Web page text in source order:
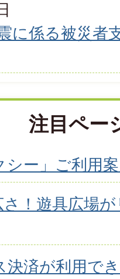
に係る被災者
注目ペー
シー」ご利用
さ！遊具広場
決済が利用で